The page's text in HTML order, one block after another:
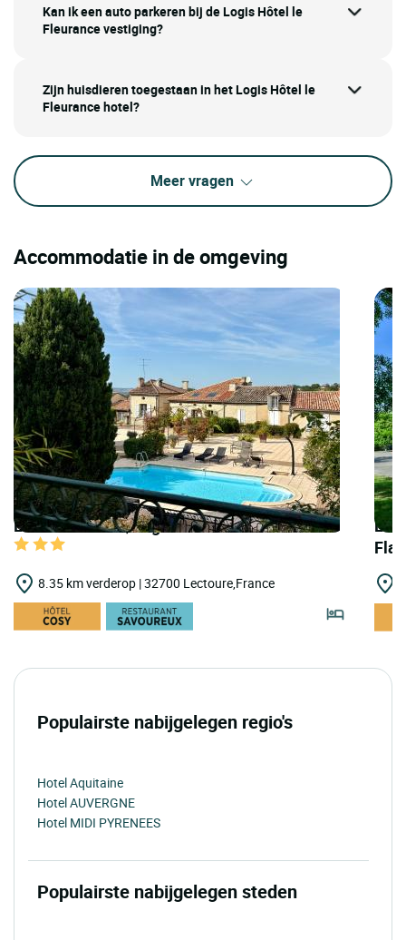
Kan ik een auto parkeren bij de Logis Hôtel le
Fleurance vestiging?
Zijn huisdieren toegestaan in het Logis Hôtel le
Fleurance hotel?
Meer vragen
Accommodatie in de omgeving
LOGIS HOTELS | Logis Hôtel de Bastard
8.35 km verderop | 32700 Lectoure,France
Populairste nabijgelegen regio's
Hotel Aquitaine
Hotel AUVERGNE
Hotel MIDI PYRENEES
Populairste nabijgelegen steden